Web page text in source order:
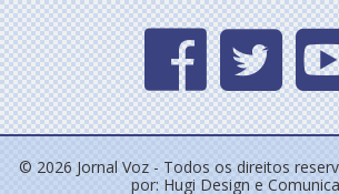
© 2026 Jornal Voz - Todos os direitos
por: Hugi Design e